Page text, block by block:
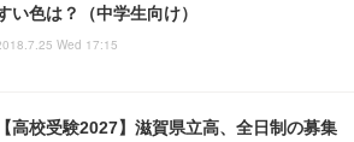
い色は？（中学生向け）
Wed 17:15
【高校受験2027】滋賀県立高、全日制の募集